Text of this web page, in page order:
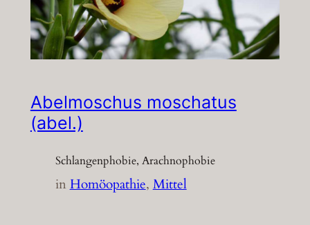
Abelmoschus moschatus
(abel.)
Schlangenphobie, Arachnophobie
inHomöopathie, Mittel